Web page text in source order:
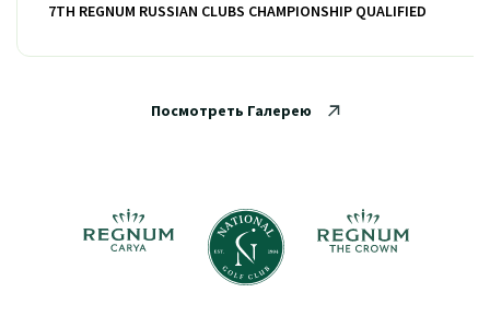
7TH REGNUM RUSSIAN CLUBS CHAMPIONSHIP QUALIFIED
Посмотреть Галерею